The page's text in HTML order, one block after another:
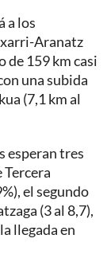
a los
Aranatz
de 159 km casi
una subida
(7,1 km al
esperan tres
el segundo
(3 al 8,7),
llegada en